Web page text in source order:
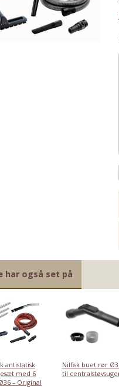
har også set på
antistatisk
med 6
– Original
Nilfisk buet rør
til